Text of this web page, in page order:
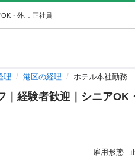
正社員
理 港区の経理 ホテル本社勤務
｜経験者歓迎｜シニアOK
雇用形態